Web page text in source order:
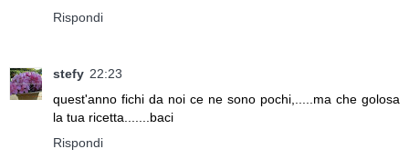
Rispondi
stefy 22:23
quest'anno fichi da noi ce ne sono pochi,.....ma che golosa
la tua ricetta.......baci
Rispondi